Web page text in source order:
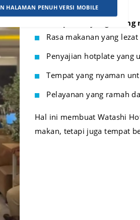
HALAMAN PENUH VERSI MOBILE
Beberapa hal yang
Rasa makanan yang
Penyajian hotplate yang
Tempat yang nyaman
Pelayanan yang ramah
Hal ini membuat Watashi
makan, tetapi juga tempat